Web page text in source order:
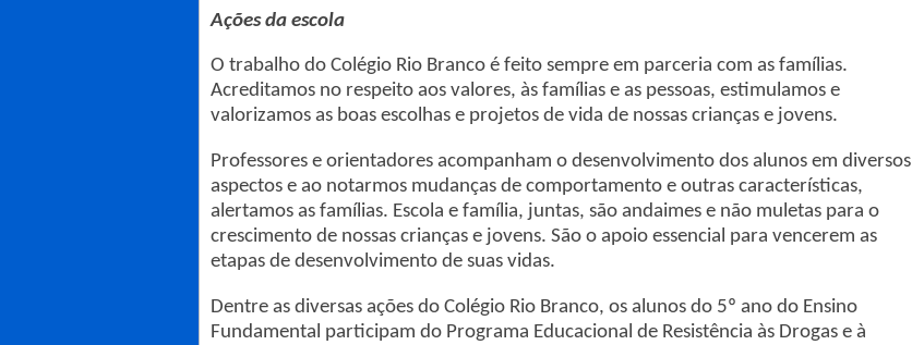
Ações da escola
O trabalho do Colégio Rio Branco é feito sempre em parceria com as famílias.
Acreditamos no respeito aos valores, às famílias e as pessoas, estimulamos e
valorizamos as boas escolhas e projetos de vida de nossas crianças e jovens.
Professores e orientadores acompanham o desenvolvimento dos alunos em diversos
aspectos e ao notarmos mudanças de comportamento e outras características,
alertamos as famílias. Escola e família, juntas, são andaimes e não muletas para o
crescimento de nossas crianças e jovens. São o apoio essencial para vencerem as
etapas de desenvolvimento de suas vidas.
Dentre as diversas ações do Colégio Rio Branco, os alunos do 5º ano do Ensino
Fundamental participam do Programa Educacional de Resistência às Drogas e à